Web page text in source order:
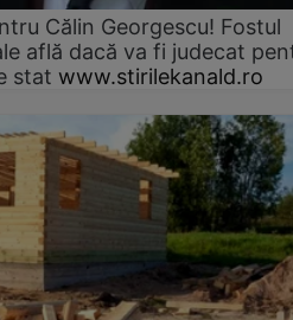
Călin Georgescu! Fostul
află dacă va fi judecat
stat www.stirilekanald.ro